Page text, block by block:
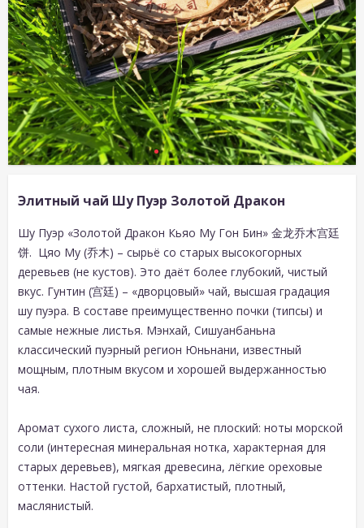
Элитный чай Шу Пуэр Золотой Дракон
Шу Пуэр «Золотой Дракон Кьяо Му Гон Бин» 金龙乔木宫廷
饼. Цяо Му (乔木) – сырьё со старых высокогорных
деревьев (не кустов). Это даёт более глубокий, чистый
вкус. Гунтин (宫廷) – «дворцовый» чай, высшая градация
шу пуэра. В составе преимущественно почки (типсы) и
самые нежные листья. Мэнхай, Сишуанбаньна
классический пуэрный регион Юньнани, известный
мощным, плотным вкусом и хорошей выдержанностью
чая.
Аромат сухого листа, сложный, не плоский: ноты морской
соли (интересная минеральная нотка, характерная для
старых деревьев), мягкая древесина, лёгкие ореховые
оттенки. Настой густой, бархатистый, плотный,
маслянистый.